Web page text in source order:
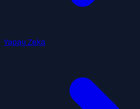
Yapay Zeka